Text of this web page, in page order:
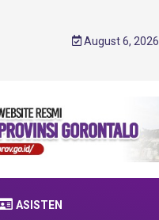
August 6, 2026
ASISTEN